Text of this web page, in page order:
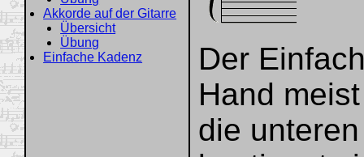
Akkorde auf der Gitarre
Übersicht
Übung
Einfache Kadenz
Der
Hand
die